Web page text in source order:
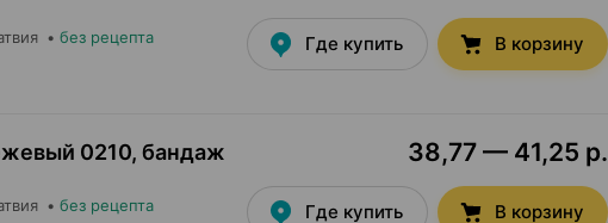
• без рецепта Где купить В корзину
0210, бандаж
• без рецепта
38,77 — 41,25 р.
Где купить В корзину